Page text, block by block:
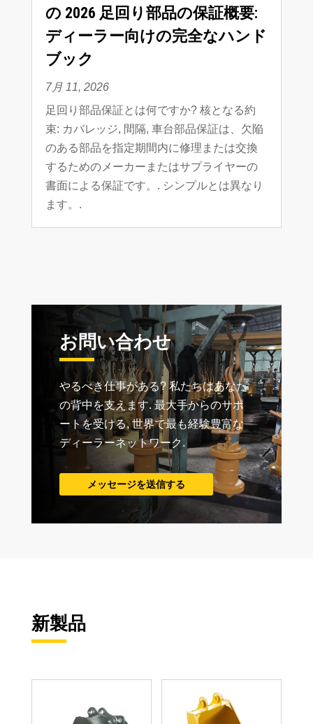
の 2026 足回り部品の保証概要:
ディーラー向けの完全なハンド
ブック
7月 11, 2026
足回り部品保証とは何ですか? 核となる約
束: カバレッジ, 間隔, 車台部品保証は、欠陥
のある部品を指定期間内に修理または交換
するためのメーカーまたはサプライヤーの
書面による保証です。. シンプルとは異なり
ます。.
お問い合わせ
やるべき仕事がある? 私たちはあなた
の背中を支えます. 最大手からのサポ
ートを受ける, 世界で最も経験豊富な
ディーラーネットワーク.
メッセージを送信する
新製品